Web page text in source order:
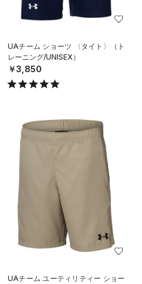
UAチーム ショーツ 〈タイト〉（ト
レーニング/UNISEX）
￥3,850
UAチーム ユーティリティー ショー